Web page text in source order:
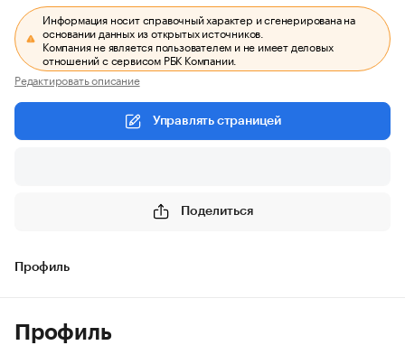
Информация носит справочный характер и сгенерирована на
основании данных из открытых источников.
Компания не является пользователем и не имеет деловых
отношений с сервисом РБК Компании.
Редактировать описание
Управлять страницей
Поделиться
Профиль
Профиль